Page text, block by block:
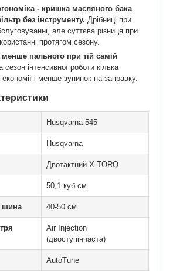
- кришка масляного бака
без інструменту. Дрібниці при
але суттєва різниця при
протягом сезону.
менше пального при тій самій
сезон інтенсивної роботи кілька
економії і менше зупинок на заправку.
Husqvarna 545
Husqvarna
Двотактний X-TORQ
50,1 куб.см
шина 40-50 см
Air Injection
(двоступінчаста)
AutoTune